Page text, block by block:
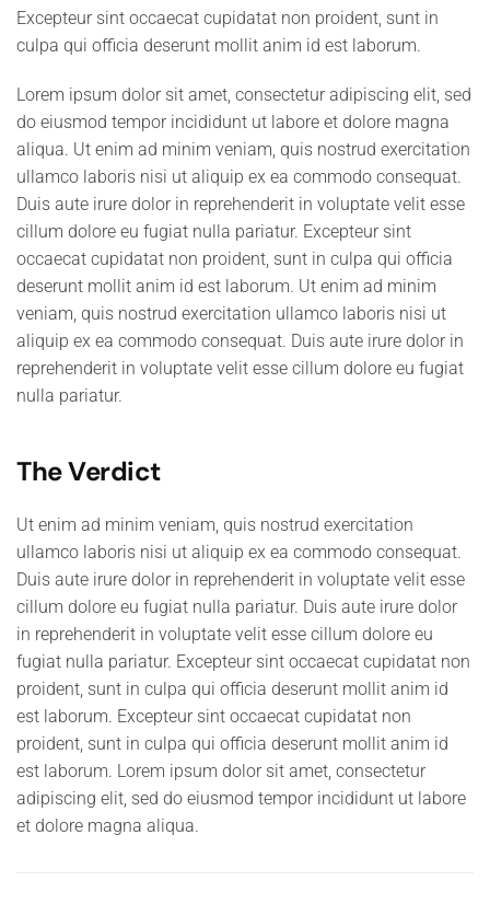
Excepteur sint occaecat cupidatat non proident, sunt in
culpa qui officia deserunt mollit anim id est laborum.
Lorem ipsum dolor sit amet, consectetur adipiscing elit, sed
do eiusmod tempor incididunt ut labore et dolore magna
aliqua. Ut enim ad minim veniam, quis nostrud exercitation
ullamco laboris nisi ut aliquip ex ea commodo consequat.
Duis aute irure dolor in reprehenderit in voluptate velit esse
cillum dolore eu fugiat nulla pariatur. Excepteur sint
occaecat cupidatat non proident, sunt in culpa qui officia
deserunt mollit anim id est laborum. Ut enim ad minim
veniam, quis nostrud exercitation ullamco laboris nisi ut
aliquip ex ea commodo consequat. Duis aute irure dolor in
reprehenderit in voluptate velit esse cillum dolore eu fugiat
nulla pariatur.
The Verdict
Ut enim ad minim veniam, quis nostrud exercitation
ullamco laboris nisi ut aliquip ex ea commodo consequat.
Duis aute irure dolor in reprehenderit in voluptate velit esse
cillum dolore eu fugiat nulla pariatur. Duis aute irure dolor
in reprehenderit in voluptate velit esse cillum dolore eu
fugiat nulla pariatur. Excepteur sint occaecat cupidatat non
proident, sunt in culpa qui officia deserunt mollit anim id
est laborum. Excepteur sint occaecat cupidatat non
proident, sunt in culpa qui officia deserunt mollit anim id
est laborum. Lorem ipsum dolor sit amet, consectetur
adipiscing elit, sed do eiusmod tempor incididunt ut labore
et dolore magna aliqua.